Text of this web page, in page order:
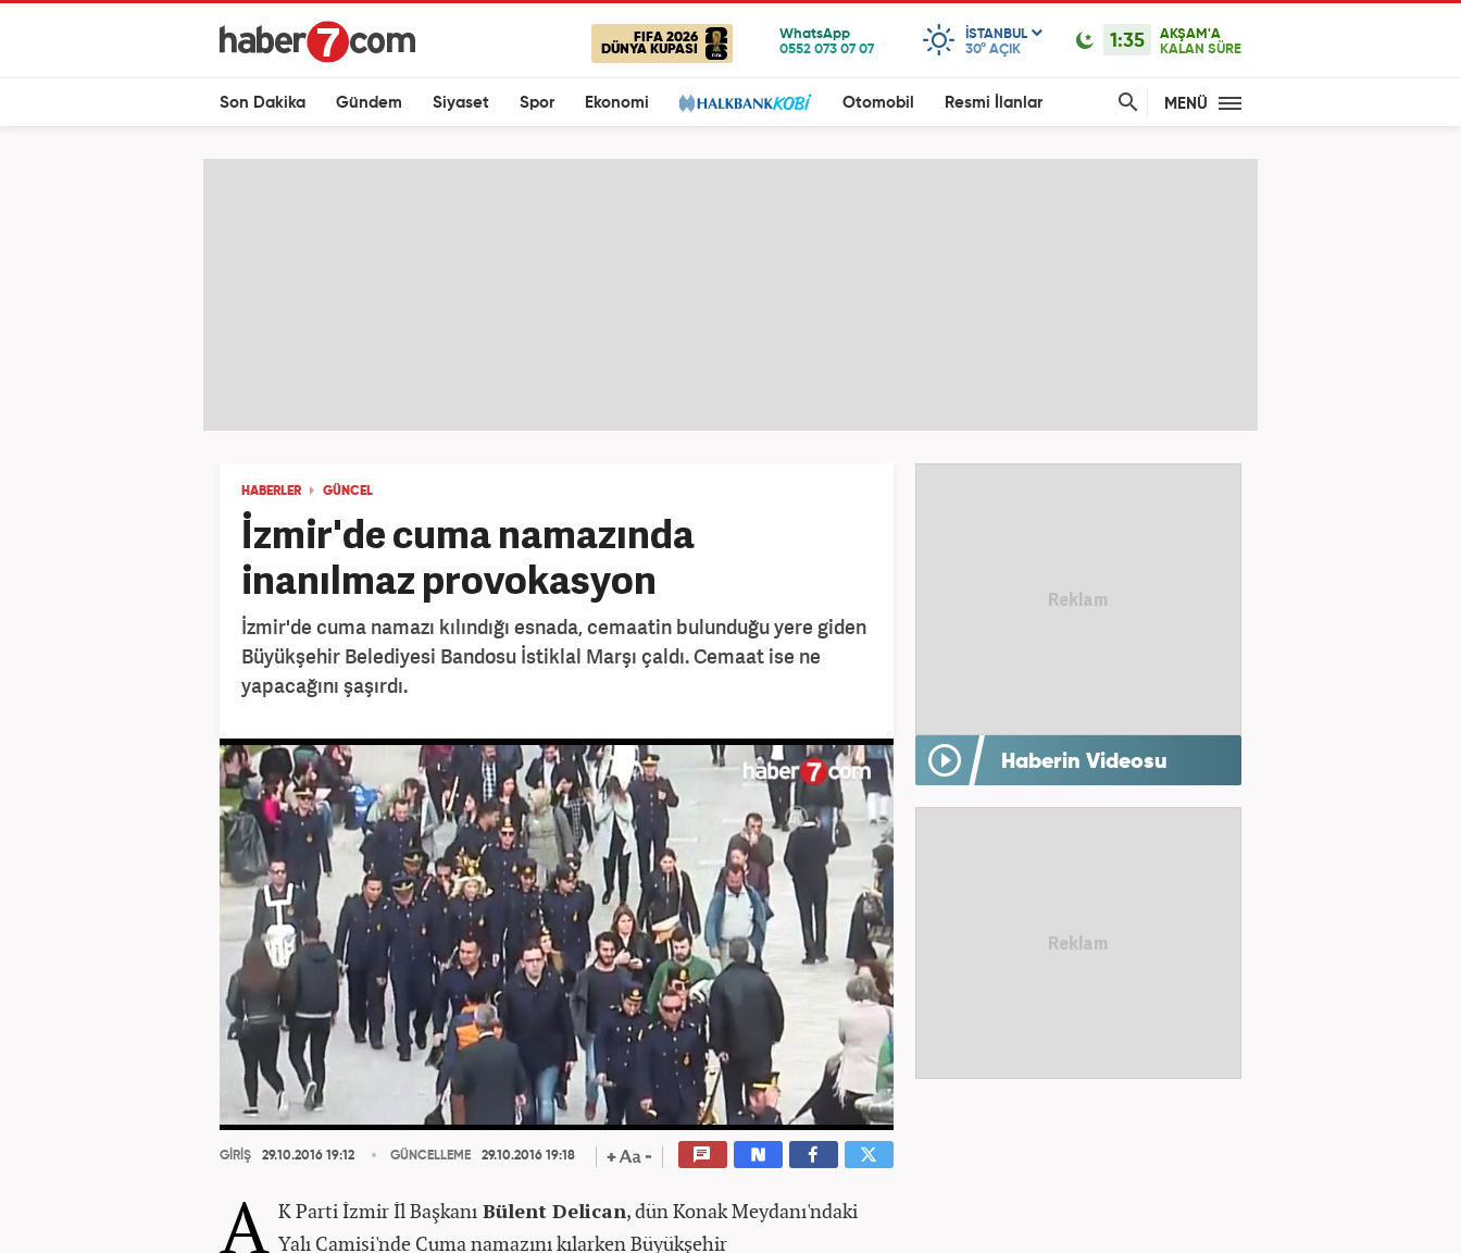
FIFA 2026
DÜNYA KUPASI
ISTANBUL
30° AÇIK 1:35
AKŞAM'A
KALAN SÜRE
Son Dakika Gündem Siyaset Spor Ekonomi Otomobil Resmi İlanlar MENÜ
HABERLER GÜNCEL
İzmir'de cuma namazında
inanılmaz provokasyon
İzmir'de cuma namazı kılındığı esnada, cemaatin bulunduğu yere giden
Büyükşehir Belediyesi Bandosu İstiklal Marşı çaldı. Cemaat ise ne
yapacağını şaşırdı.
GİRİŞ 29.10.2016 19:12 GÜNCELLEME 29.10.2016 19:18
A K Parti İzmir İl Başkanı Bülent Delican, dün Konak Meydanı'ndaki
Yalı Camisi'nde Cuma namazını kılarken Büyükşehir
Haberin Videosu